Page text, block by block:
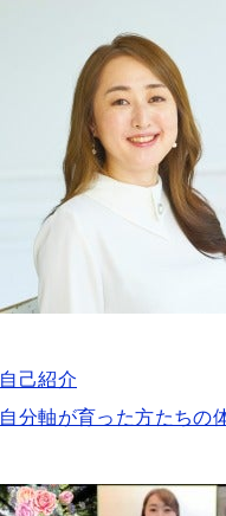
自己紹介
自分軸が育った方たちの